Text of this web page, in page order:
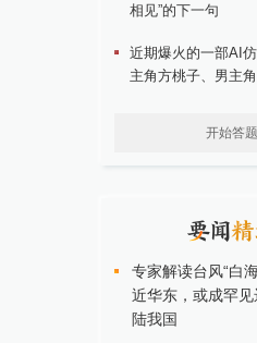
相见”的下一句
近期爆火的一部AI
主角方桃子、男主
开始答题
专家解读台风“白
近华东，或成罕
陆我国